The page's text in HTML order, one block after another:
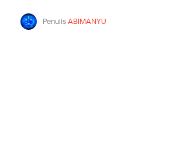
PenulisABIMANYU